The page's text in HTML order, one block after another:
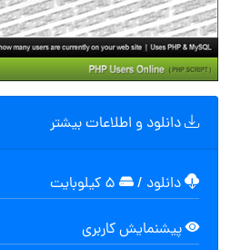
دانلود و اطلاعات بیشتر
دانلود /
پیشنمایش کاربری